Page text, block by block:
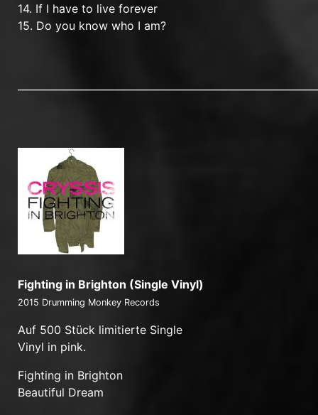
14. If I have to live forever
15. Do you know who I am?
Fighting in Brighton (Single Vinyl)
2015 Drumming Monkey Records
Auf 500 Stück limitierte Single
Vinyl in pink.
Fighting in Brighton
Beautiful Dream